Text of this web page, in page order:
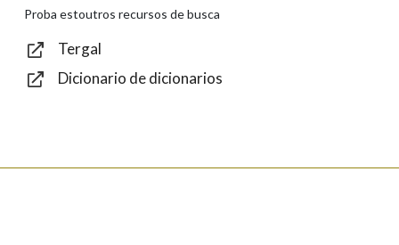
Enviar
Proba estoutros recursos de busca
Tergal
Dicionario de dicionarios